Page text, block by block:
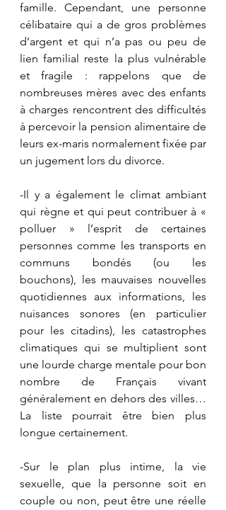
famille. Cependant, une personne
célibataire qui a de gros problèmes
d’argent et qui n’a pas ou peu de
lien familial reste la plus vulnérable
et fragile : rappelons que de
nombreuses mères avec des enfants
à charges rencontrent des difficultés
à percevoir la pension alimentaire de
leurs ex-maris normalement fixée par
un jugement lors du divorce.
-Il y a également le climat ambiant
qui règne et qui peut contribuer à «
polluer » l’esprit de certaines
personnes comme les transports en
communs bondés (ou les
bouchons), les mauvaises nouvelles
quotidiennes aux informations, les
nuisances sonores (en particulier
pour les citadins), les catastrophes
climatiques qui se multiplient sont
une lourde charge mentale pour bon
nombre de Français vivant
généralement en dehors des villes…
La liste pourrait être bien plus
longue certainement.
-Sur le plan plus intime, la vie
sexuelle, que la personne soit en
couple ou non, peut être une réelle